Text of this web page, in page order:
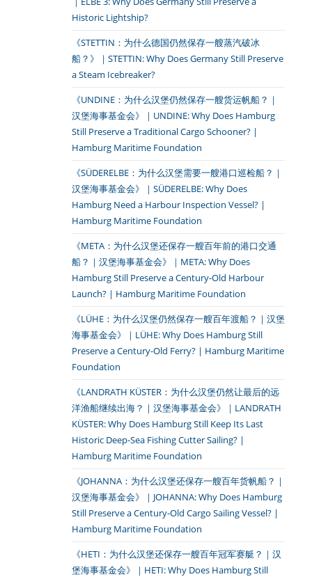
Historic Lightship?
《STETTIN：为什么德国仍然保存一艘蒸汽破冰
船？》｜STETTIN: Why Does Germany Still Preserve
a Steam Icebreaker?
《UNDINE：为什么汉堡仍然保存一艘货运帆船？｜
汉堡海事基金会》｜UNDINE: Why Does Hamburg
Still Preserve a Traditional Cargo Schooner? |
Hamburg Maritime Foundation
《SÜDERELBE：为什么汉堡需要一艘港口巡检船？｜
汉堡海事基金会》｜SÜDERELBE: Why Does
Hamburg Need a Harbour Inspection Vessel? |
Hamburg Maritime Foundation
《META：为什么汉堡还保存一艘百年前的港口交通
船？｜汉堡海事基金会》｜META: Why Does
Hamburg Still Preserve a Century-Old Harbour
Launch? | Hamburg Maritime Foundation
《LÜHE：为什么汉堡仍然保存一艘百年渡船？｜汉堡
海事基金会》｜LÜHE: Why Does Hamburg Still
Preserve a Century-Old Ferry? | Hamburg Maritime
Foundation
《LANDRATH KÜSTER：为什么汉堡仍然让最后的远
洋渔船继续出海？｜汉堡海事基金会》｜LANDRATH
KÜSTER: Why Does Hamburg Still Keep Its Last
Historic Deep-Sea Fishing Cutter Sailing? |
Hamburg Maritime Foundation
《JOHANNA：为什么汉堡还保存一艘百年货帆船？｜
汉堡海事基金会》｜JOHANNA: Why Does Hamburg
Still Preserve a Century-Old Cargo Sailing Vessel? |
Hamburg Maritime Foundation
《HETI：为什么汉堡还保存一艘百年冠军赛艇？｜汉
堡海事基金会》｜HETI: Why Does Hamburg Still